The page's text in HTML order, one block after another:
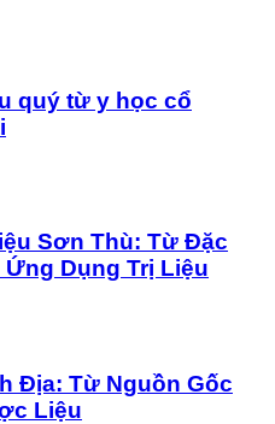
quý từ y học cổ
Sơn Thù: Từ Đặc
Dụng Trị Liệu
Địa: Từ Nguồn Gốc
Liệu